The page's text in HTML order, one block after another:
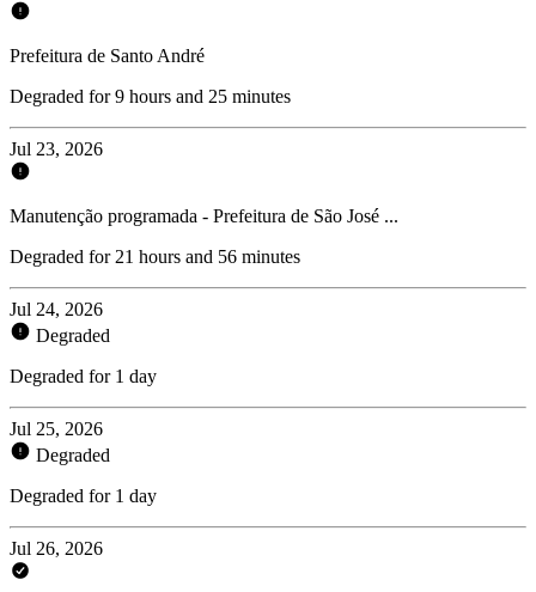
Prefeitura de Santo André
Degraded for 9 hours and 25 minutes
Jul 23, 2026
Manutenção programada - Prefeitura de São José ...
Degraded for 21 hours and 56 minutes
Jul 24, 2026
Degraded
Degraded for 1 day
Jul 25, 2026
Degraded
Degraded for 1 day
Jul 26, 2026